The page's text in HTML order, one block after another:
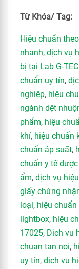
Từ Khóa/ Tag:
Hiệu chuẩn
nhanh, dịch vụ
bị tại Lab G-
chuẩn uy tín,
nghiệp, hiệu
ngành dệt
phẩm, hiệu
khí, hiệu chuẩn
chuẩn áp suất,
chuẩn y tế
ẩm, dịch vụ
giấy chứng
loại, hiệu
lightbox, hiệu
17025, Dich vu
chuan tan noi,
uy tín, dich vu